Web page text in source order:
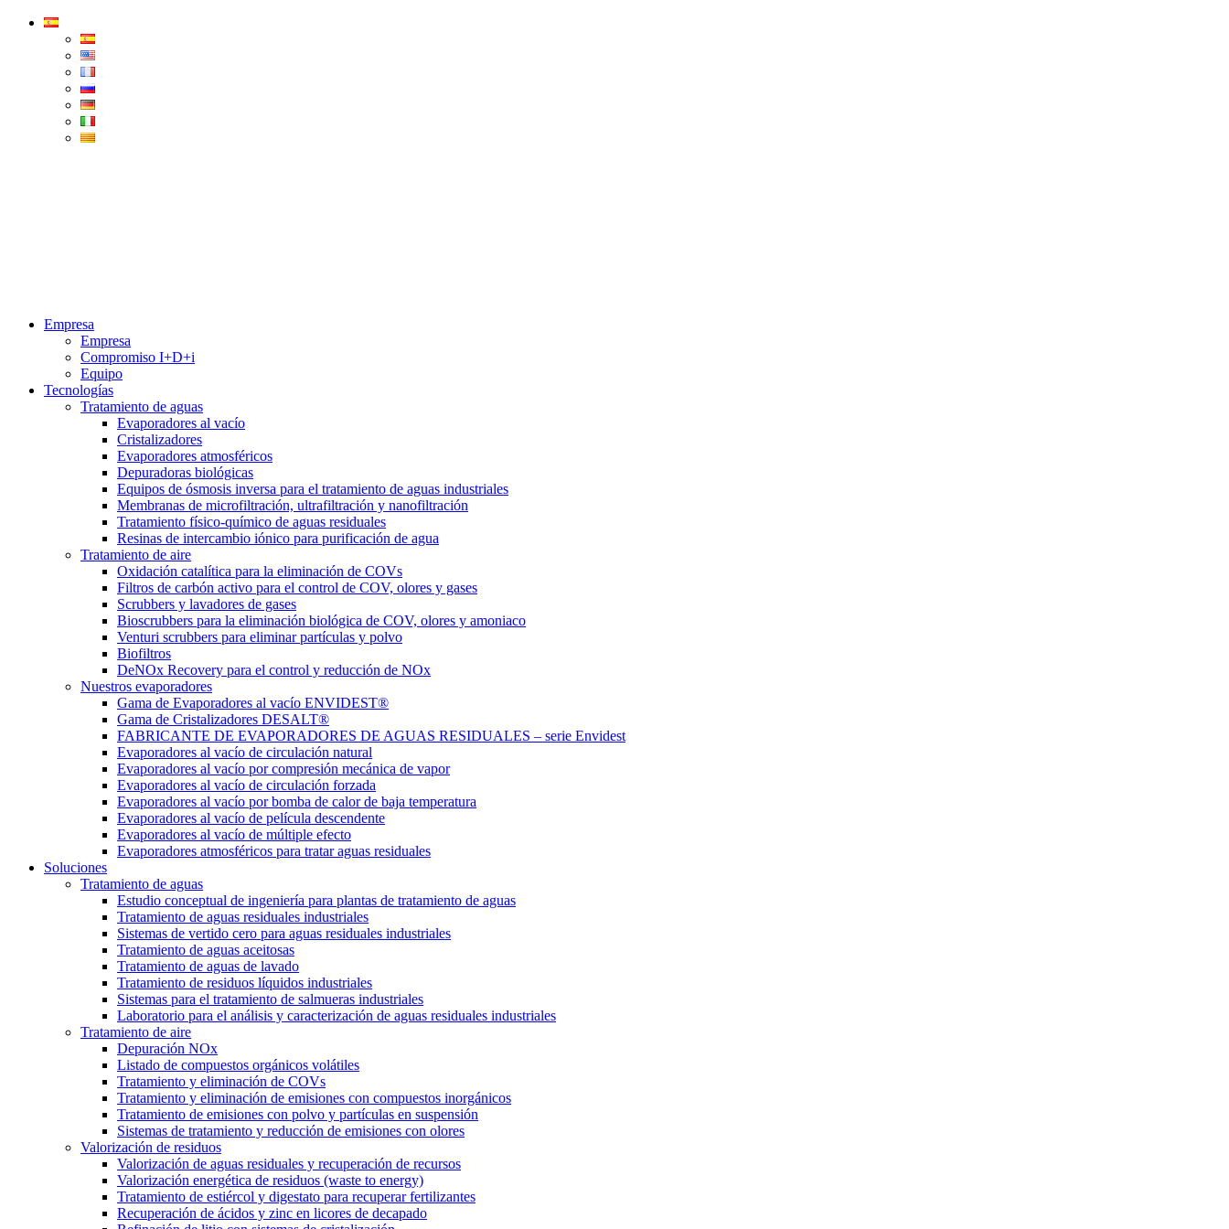
Condorchem
Empresa
Empresa
Compromiso I+D+i
Equipo
Tecnologías
Tratamiento de aguas
Evaporadores al vacío
Cristalizadores
Evaporadores atmosféricos
Depuradoras biológicas
Equipos de ósmosis inversa para el tratamiento de aguas industriales
Membranas de microfiltración, ultrafiltración y nanofiltración
Tratamiento físico-químico de aguas residuales
Resinas de intercambio iónico para purificación de agua
Tratamiento de aire
Oxidación catalítica para la eliminación de COVs
Filtros de carbón activo para el control de COV, olores y gases
Scrubbers y lavadores de gases
Bioscrubbers para la eliminación biológica de COV, olores y amoniaco
Venturi scrubbers para eliminar partículas y polvo
Biofiltros
DeNOx Recovery para el control y reducción de NOx
Nuestros evaporadores
Gama de Evaporadores al vacío ENVIDEST®
Gama de Cristalizadores DESALT®
FABRICANTE DE EVAPORADORES DE AGUAS RESIDUALES – serie Envidest
Evaporadores al vacío de circulación natural
Evaporadores al vacío por compresión mecánica de vapor
Evaporadores al vacío de circulación forzada
Evaporadores al vacío por bomba de calor de baja temperatura
Evaporadores al vacío de película descendente
Evaporadores al vacío de múltiple efecto
Evaporadores atmosféricos para tratar aguas residuales
Soluciones
Tratamiento de aguas
Estudio conceptual de ingeniería para plantas de tratamiento de aguas
Tratamiento de aguas residuales industriales
Sistemas de vertido cero para aguas residuales industriales
Tratamiento de aguas aceitosas
Tratamiento de aguas de lavado
Tratamiento de residuos líquidos industriales
Sistemas para el tratamiento de salmueras industriales
Laboratorio para el análisis y caracterización de aguas residuales industriales
Tratamiento de aire
Depuración NOx
Listado de compuestos orgánicos volátiles
Tratamiento y eliminación de COVs
Tratamiento y eliminación de emisiones con compuestos inorgánicos
Tratamiento de emisiones con polvo y partículas en suspensión
Sistemas de tratamiento y reducción de emisiones con olores
Valorización de residuos
Valorización de aguas residuales y recuperación de recursos
Valorización energética de residuos (waste to energy)
Tratamiento de estiércol y digestato para recuperar fertilizantes
Recuperación de ácidos y zinc en licores de decapado